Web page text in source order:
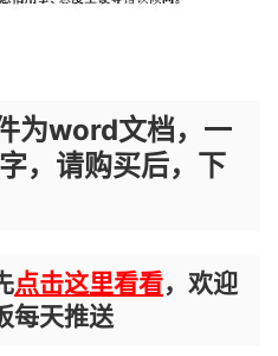
为word文档，一
，请购买后，下
点击这里看看，欢迎
每天推送